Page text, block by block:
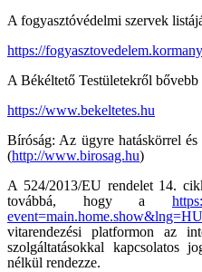
A fogyasztóvédelmi szervek
https://
A Békéltető Testületekről
https://www.bekeltetes.hu
Bíróság: Az ügyre hatáskörrel
(http://www.birosag.hu)
A 524/2013/EU rendelet 14.
továbbá, hogy a
event=main.home.show&lng=HU
vitarendezési platformon az
szolgáltatásokkal kapcsolatos
nélkül rendezze.